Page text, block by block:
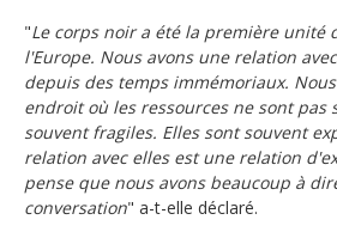
"Le corps noir a été la première unité
l'Europe. Nous avons une relation
depuis des temps immémoriaux.
endroit où les ressources ne sont pas
souvent fragiles. Elles sont souvent
relation avec elles est une relation
pense que nous avons beaucoup à
conversation" a-t-elle déclaré.